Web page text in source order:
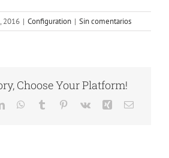
2016 | Configuration | Sin comentarios
Choose Your Platform!
LinkedInWhatsApp
Tumblr Pinterest
Vk Xing Correo